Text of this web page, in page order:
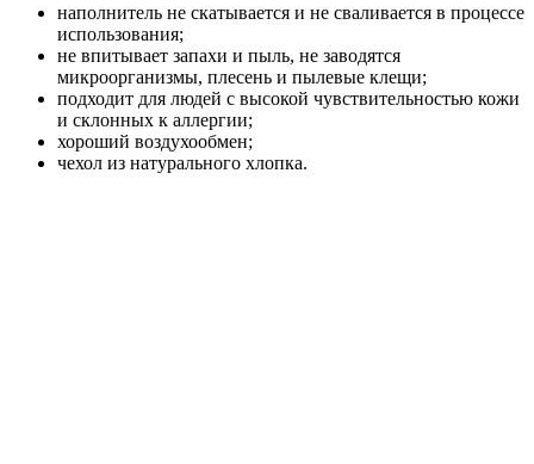
наполнитель не скатывается и не сваливается в процессе
использования;
не впитывает запахи и пыль, не заводятся
микроорганизмы, плесень и пылевые клещи;
подходит для людей с высокой чувствительностью кожи
и склонных к аллергии;
хороший воздухообмен;
чехол из натурального хлопка.